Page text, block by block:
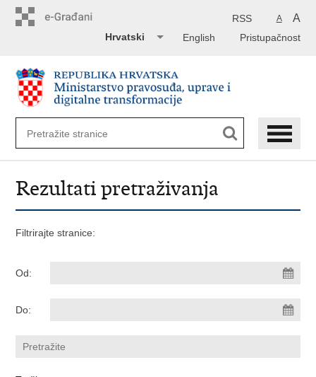
A A
RSS
Pristupačnost
English
Hrvatski
Rezultati pretraživanja
Filtrirajte stranice:
Od:
Do: